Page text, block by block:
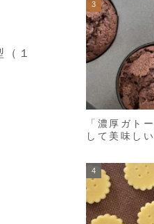
１
「濃厚ガト
して美味し